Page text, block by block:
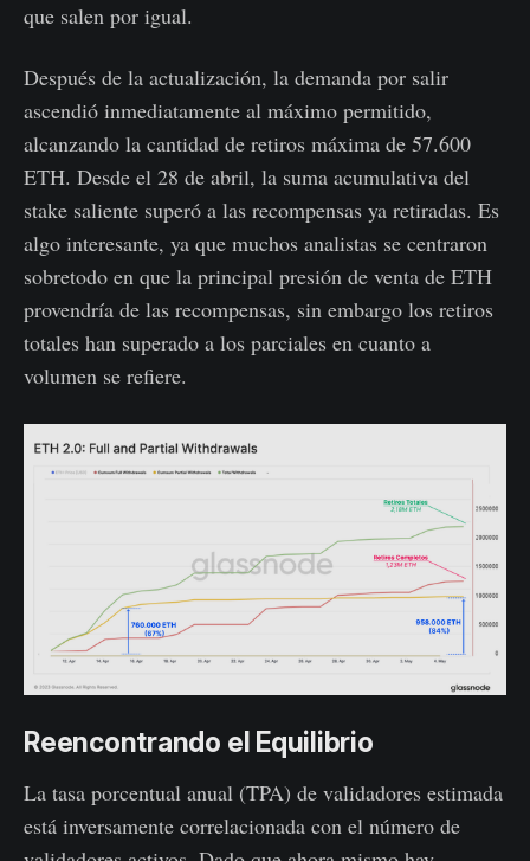
que salen por igual.
Después de la actualización, la demanda por salir
ascendió inmediatamente al máximo permitido,
alcanzando la cantidad de retiros máxima de 57.600
ETH. Desde el 28 de abril, la suma acumulativa del
stake saliente superó a las recompensas ya retiradas. Es
algo interesante, ya que muchos analistas se centraron
sobretodo en que la principal presión de venta de ETH
provendría de las recompensas, sin embargo los retiros
totales han superado a los parciales en cuanto a
volumen se refiere.
Reencontrando el Equilibrio
La tasa porcentual anual (TPA) de validadores estimada
está inversamente correlacionada con el número de